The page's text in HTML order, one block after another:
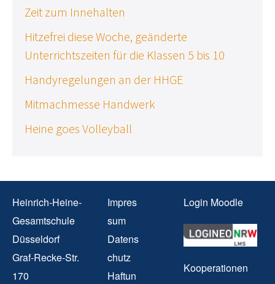
Zeit zum Innehalten
Hitzefrei diese Woche, geänderte
Unterrichtszeiten für die Klassen 5 bis 10
Handyregelungen an der HHGE
Mitmachmesse Handwerk
Heine goes Volleyball
Heinrich-Heine-
Gesamtschule
Düsseldorf
Graf-Recke-Str.
170
Impres
sum
Datens
chutz
Haftun
Login Moodle
Kooperationen